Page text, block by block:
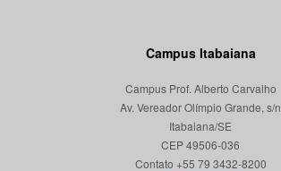
Campus Itabaiana
Campus Prof. Alberto Carvalho
Av. Vereador Olímpio Grande, s/n
Itabaiana/SE
CEP 49506-036